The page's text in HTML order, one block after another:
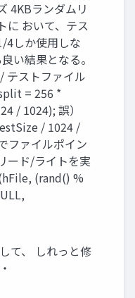
4KBランダムリ
に おいて、テス
4しか使用しな
い結果となる。
テストファイル
= 256 *
/ 1024); 誤）
/ 1024 /
ファイルポイン
ード/ライトを実
(rand() %
て、 しれっと修